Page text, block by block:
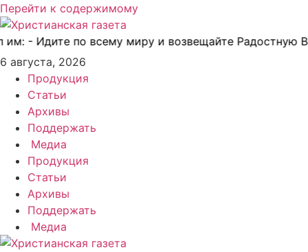
Перейти к содержимому
Идите по всему миру и возвещайте Радостную
6 августа, 2026
Продукция
Статьи
Архивы
Поддержать
Медиа
Продукция
Статьи
Архивы
Поддержать
Медиа